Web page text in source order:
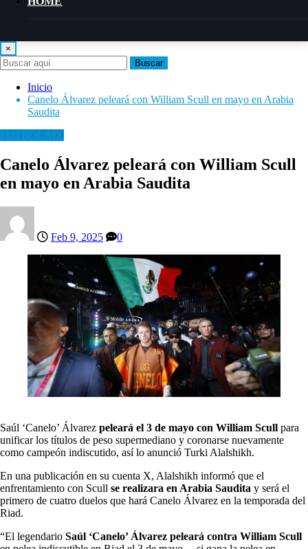
×
Buscar
Inicio
Canelo Álvarez peleará con William Scull en mayo en Arabia
Saudita
Canelo Álvarez peleará con William Scull
en mayo en Arabia Saudita
Feb 9, 2025 0
Saúl ‘Canelo’ Álvarez peleará el 3 de mayo con William Scull para
unificar los títulos de peso supermediano y coronarse nuevamente
como campeón indiscutido, así lo anunció Turki Alalshikh.
En una publicación en su cuenta X, Alalshikh informó que el
enfrentamiento con Scull se realizara en Arabia Saudita y será el
primero de cuatro duelos que hará Canelo Álvarez en la temporada del
Riad.
“El legendario Saúl ‘Canelo’ Álvarez peleará contra William Scull